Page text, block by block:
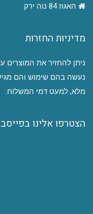
האגוז 84 נוה ירק
מדיניות החזרות
ניתן להחזיר את המוצרים
נעשה בהם שימוש והם
מלא, למעט דמי המשלוח.
הצטרפו אלינו